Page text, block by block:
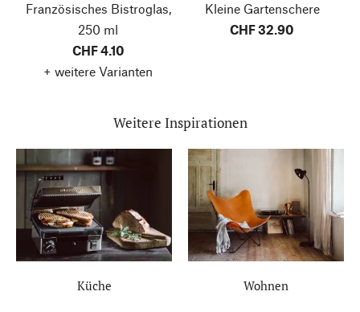
Französisches Bistroglas,
250 ml
CHF 4.10
+ weitere Varianten
Kleine Gartenschere
CHF 32.90
Weitere Inspirationen
Küche Wohnen